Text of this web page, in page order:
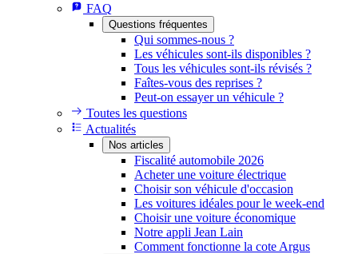
FAQ
Questions fréquentes
Qui sommes-nous ?
Les véhicules sont-ils disponibles ?
Tous les véhicules sont-ils révisés ?
Faîtes-vous des reprises ?
Peut-on essayer un véhicule ?
Toutes les questions
Actualités
Nos articles
Fiscalité automobile 2026
Acheter une voiture électrique
Choisir son véhicule d'occasion
Les voitures idéales pour le week-end
Choisir une voiture économique
Notre appli Jean Lain
Comment fonctionne la cote Argus